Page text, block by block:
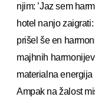
njim: ’Jaz sem
hotel nanjo
prišel še en
majhnih
materialna
Ampak na žalost